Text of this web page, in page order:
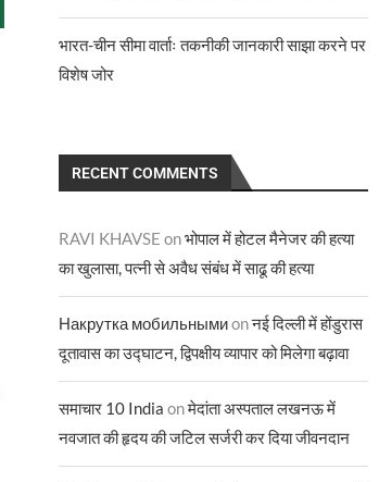
भारत-चीन सीमा वार्ताः तकनीकी जानकारी साझा करने पर
विशेष जोर
RECENT COMMENTS
RAVI KHAVSE onभोपाल में होटल मैनेजर की हत्या
का खुलासा, पत्नी से अवैध संबंध में साढू की हत्या
Накрутка мобильнымиonनई दिल्ली में होंडुरास
दूतावास का उद्घाटन, द्विपक्षीय व्यापार को मिलेगा बढ़ावा
समाचार 10 India onमेदांता अस्पताल लखनऊ में
नवजात की हृदय की जटिल सर्जरी कर दिया जीवनदान